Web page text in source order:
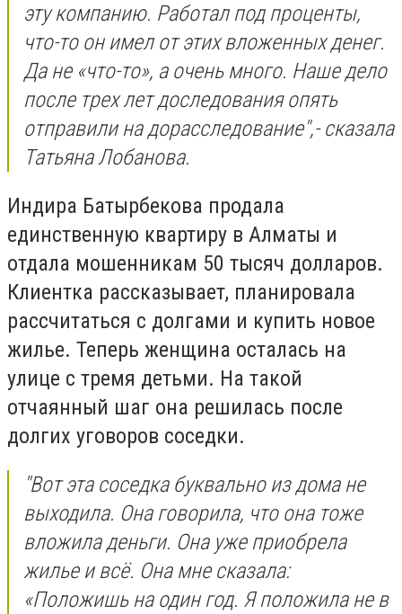
эту компанию. Работал под проценты,
что-то он имел от этих вложенных денег.
Да не «что-то», а очень много. Наше дело
после трех лет доследования опять
отправили на дорасследование",- сказала
Татьяна Лобанова.
Индира Батырбекова продала
единственную квартиру в Алматы и
отдала мошенникам 50 тысяч долларов.
Клиентка рассказывает, планировала
рассчитаться с долгами и купить новое
жилье. Теперь женщина осталась на
улице с тремя детьми. На такой
отчаянный шаг она решилась после
долгих уговоров соседки.
"Вот эта соседка буквально из дома не
выходила. Она говорила, что она тоже
вложила деньги. Она уже приобрела
жилье и всё. Она мне сказала:
«Положишь на один год. Я положила не в